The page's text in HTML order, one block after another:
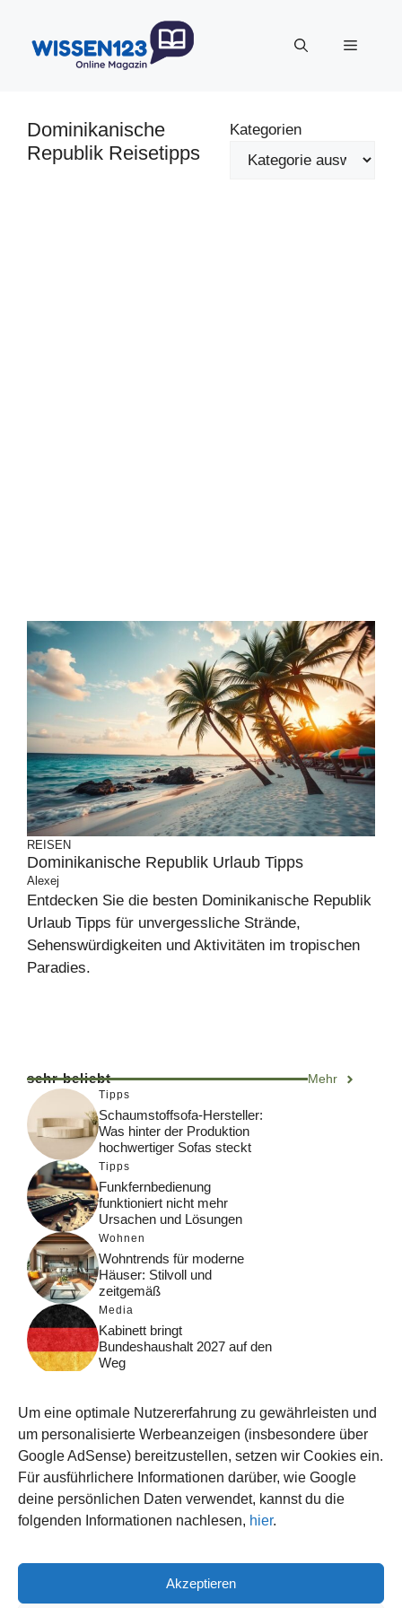
Um eine optimale Nutzererfahrung zu gewährleisten und
um personalisierte Werbeanzeigen (insbesondere über
Google AdSense) bereitzustellen, setzen wir Cookies ein.
Für ausführlichere Informationen darüber, wie Google
deine persönlichen Daten verwendet, kannst du die
folgenden Informationen nachlesen, hier.
Akzeptieren
springen
Menü
Dominikanische
Republik Reisetipps
Kategorien
REISEN
Dominikanische Republik Urlaub Tipps
Alexej
Entdecken Sie die besten Dominikanische Republik
Urlaub Tipps für unvergessliche Strände,
Sehenswürdigkeiten und Aktivitäten im tropischen
Paradies.
sehr beliebt Mehr
Tipps
Schaumstoffsofa-Hersteller:
Was hinter der Produktion
hochwertiger Sofas steckt
Tipps
Funkfernbedienung
funktioniert nicht mehr
Ursachen und Lösungen
Wohnen
Wohntrends für moderne
Häuser: Stilvoll und
zeitgemäß
Media
Kabinett bringt
Bundeshaushalt 2027 auf den
Weg
Funktionsweise, Prozesse
und Rankinglogik
Computer
Wieso habe ich im moment
kein Internet?
© 2026 WISSEN123.DE